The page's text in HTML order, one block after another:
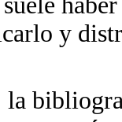
y
la